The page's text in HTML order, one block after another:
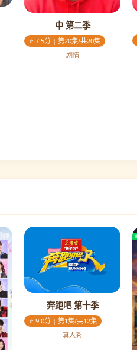
中 第二季
⭐ 7.5分 | 第20集/共20集
剧情
奔跑吧 第十季
⭐ 9.0分 | 第1集/共12集
真人秀